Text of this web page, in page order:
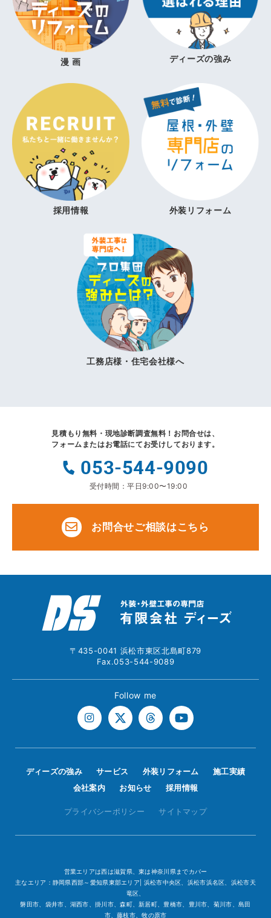
漫 画 ディーズの強み
採用情報 外装リフォーム
工務店様・住宅会社様へ
見積もり無料・現地診断調査無料！ お問合せは、
フォームまたはお電話にてお受けしております。
053-544-9090
受付時間：平日9:00〜19:00
お問合せご相談はこちら
〒435-0041 浜松市東区北島町879
Fax.053-544-9089
Follow me
ディーズの強み サービス 外装リフォーム
施工実績
会社案内
お知らせ 採用情報
プライバシーポリシー サイトマップ
営業エリアは西は滋賀県、東は神奈川県までカバー
主なエリア：静岡県西部～愛知県東部エリア| 浜松市中央区、浜松市浜名区、浜松市天
竜区、
磐田市、袋井市、湖西市、掛川市、森町、新居町、豊橋市、豊川市、菊川市、島田
市、藤枝市、牧の原市